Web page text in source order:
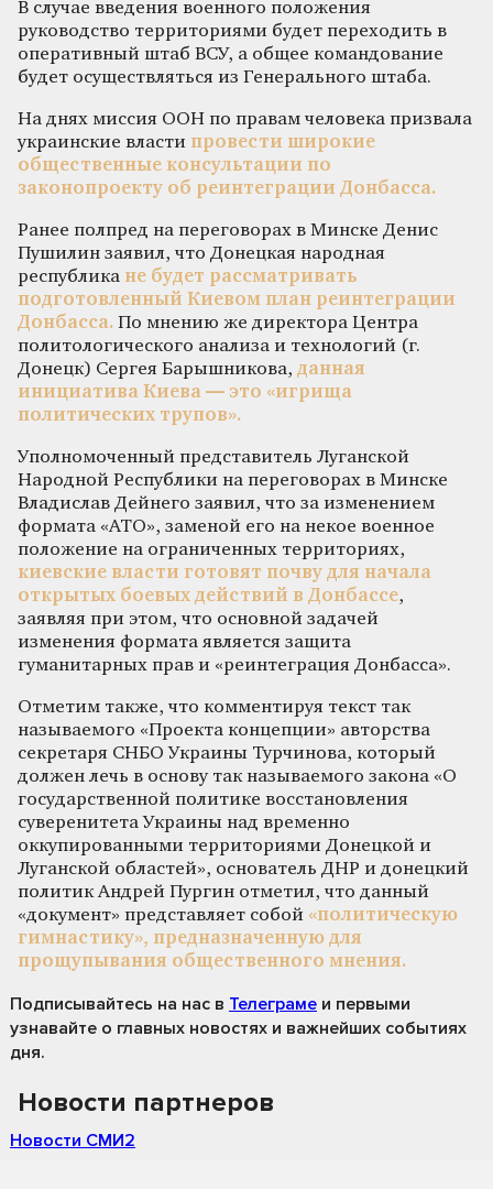
В случае введения военного положения
руководство территориями будет переходить в
оперативный штаб ВСУ, а общее командование
будет осуществляться из Генерального штаба.
На днях миссия ООН по правам человека призвала
украинские власти провести широкие
общественные консультации по
законопроекту об реинтеграции Донбасса.
Ранее полпред на переговорах в Минске Денис
Пушилин заявил, что Донецкая народная
республика не будет рассматривать
подготовленный Киевом план реинтеграции
Донбасса. По мнению же директора Центра
политологического анализа и технологий (г.
Донецк) Сергея Барышникова, данная
инициатива Киева — это «игрища
политических трупов».
Уполномоченный представитель Луганской
Народной Республики на переговорах в Минске
Владислав Дейнего заявил, что за изменением
формата «АТО», заменой его на некое военное
положение на ограниченных территориях,
киевские власти готовят почву для начала
открытых боевых действий в Донбассе,
заявляя при этом, что основной задачей
изменения формата является защита
гуманитарных прав и «реинтеграция Донбасса».
Отметим также, что комментируя текст так
называемого «Проекта концепции» авторства
секретаря СНБО Украины Турчинова, который
должен лечь в основу так называемого закона «О
государственной политике восстановления
суверенитета Украины над временно
оккупированными территориями Донецкой и
Луганской областей», основатель ДНР и донецкий
политик Андрей Пургин отметил, что данный
«документ» представляет собой «политическую
гимнастику», предназначенную для
прощупывания общественного мнения.
Подписывайтесь на нас в Телеграме и первыми
узнавайте о главных новостях и важнейших событиях
дня.
Новости партнеров
Новости СМИ2